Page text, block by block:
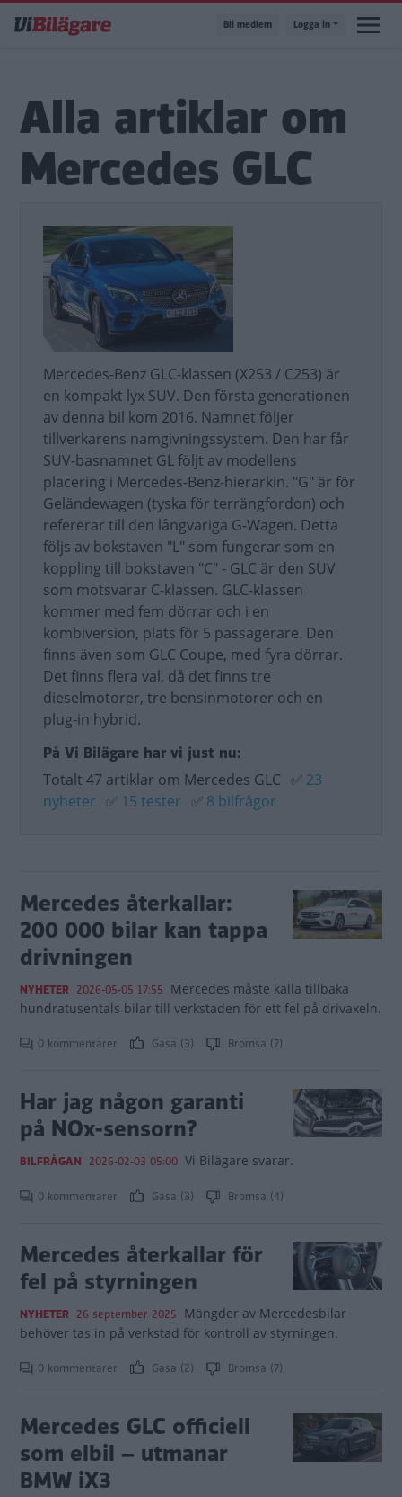
till
Bli medlem Logga in
Alla artiklar om
Mercedes GLC
Mercedes-Benz GLC-klassen (X253 / C253) är
en kompakt lyx SUV. Den första generationen
av denna bil kom 2016. Namnet följer
tillverkarens namgivningssystem. Den har får
SUV-basnamnet GL följt av modellens
placering i Mercedes-Benz-hierarkin. "G" är för
Geländewagen (tyska för terrängfordon) och
refererar till den långvariga G-Wagen. Detta
följs av bokstaven "L" som fungerar som en
koppling till bokstaven "C" - GLC är den SUV
som motsvarar C-klassen. GLC-klassen
kommer med fem dörrar och i en
kombiversion, plats för 5 passagerare. Den
finns även som GLC Coupe, med fyra dörrar.
Det finns flera val, då det finns tre
dieselmotorer, tre bensinmotorer och en
plug-in hybrid.
På Vi Bilägare har vi just nu:
Totalt 47 artiklar om Mercedes GLC ✅ 23
nyheter ✅ 15 tester ✅ 8 bilfrågor
Mercedes återkallar:
200 000 bilar kan tappa
drivningen
NYHETER 2026-05-05 17:55 Mercedes måste kalla tillbaka
hundratusentals bilar till verkstaden för ett fel på drivaxeln.
0 kommentarer Gasa (3) Bromsa (7)
Har jag någon garanti
på NOx-sensorn?
BILFRÅGAN 2026-02-03 05:00 Vi Bilägare svarar.
0 kommentarer Gasa (3) Bromsa (4)
Mercedes återkallar för
fel på styrningen
NYHETER 26 september 2025 Mängder av Mercedesbilar
behöver tas in på verkstad för kontroll av styrningen.
0 kommentarer Gasa (2) Bromsa (7)
Mercedes GLC officiell
som elbil – utmanar
BMW iX3